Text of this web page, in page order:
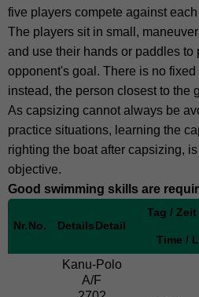
five players compete against
The players sit in small,
and use their hands or paddles to
opponent's goal. There is no
instead, the person closest to the
As capsizing cannot always be
practice situations, learning the
righting the boat after capsizing,
objective.
Good swimming skills are
Nr.No. DetailsDetail
Tag / Zeit
Time /
Kanu-Polo
A/F